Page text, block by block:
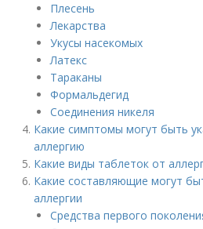
Плесень
Лекарства
Укусы насекомых
Латекс
Тараканы
Формальдегид
Соединения никеля
Какие симптомы могут быть
аллергию
Какие виды таблеток от
Какие составляющие могут
аллергии
Средства первого